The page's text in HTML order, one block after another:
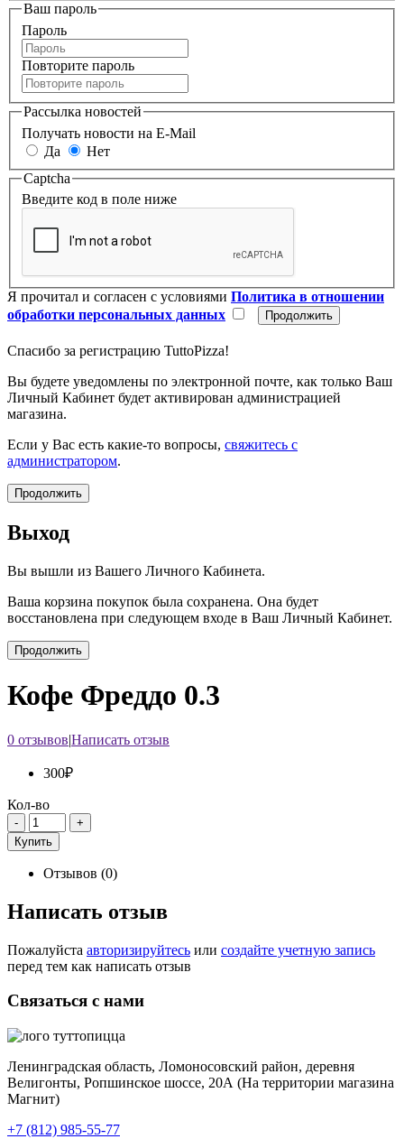
Ваш пароль
Пароль
Повторите пароль
Рассылка новостей
Получать новости на E-Mail
Да
Нет
Captcha
Введите код в поле ниже
Я прочитал и согласен с условиями Политика в отношении
обработки персональных данных
Спасибо за регистрацию TuttoPizza!
Вы будете уведомлены по электронной почте, как только Ваш
Личный Кабинет будет активирован администрацией
магазина.
Если у Вас есть какие-то вопросы, свяжитесь с
администратором.
Продолжить
Выход
Вы вышли из Вашего Личного Кабинета.
Ваша корзина покупок была сохранена. Она будет
восстановлена при следующем входе в Ваш Личный Кабинет.
Продолжить
Кофе Фреддо 0.3
0 отзывов|Написать отзыв
300₽
Кол-во
Купить
Отзывов (0)
Написать отзыв
Пожалуйста авторизируйтесь или создайте учетную запись
перед тем как написать отзыв
Связаться с нами
Ленинградская область, Ломоносовский район, деревня
Велигонты, Ропшинское шоссе, 20А (На территории магазина
Магнит)
+7 (812) 985-55-77